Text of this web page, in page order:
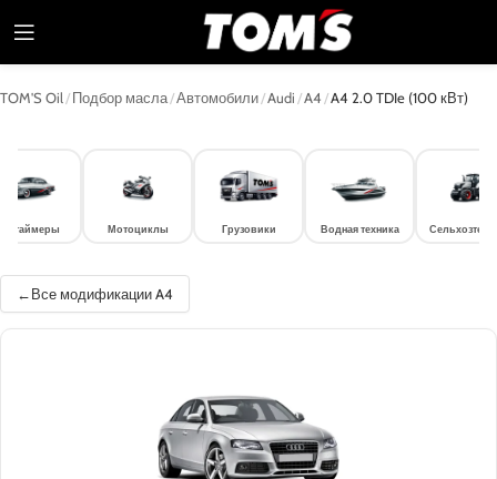
TOM'S Oil /Подбор масла/Автомобили/Audi /A4 /A4 2.0 TDIe (100 кВт)
Мотоциклы Грузовики Водная техника
Все модификации A4